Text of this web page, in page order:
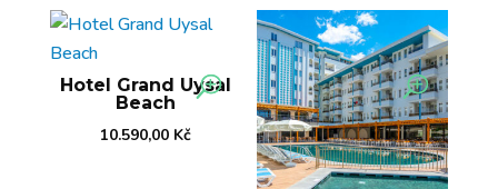
Hotel Grand Uysal
Beach
10.590,00 Kč